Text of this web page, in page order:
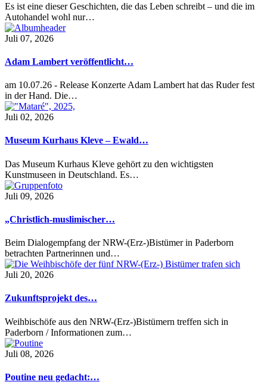
Es ist eine dieser Geschichten, die das Leben schreibt – und die im
Autohandel wohl nur…
Juli 07, 2026
Adam Lambert veröffentlicht…
am 10.07.26 - Release Konzerte Adam Lambert hat das Ruder fest
in der Hand. Die…
Juli 02, 2026
Museum Kurhaus Kleve – Ewald…
Das Museum Kurhaus Kleve gehört zu den wichtigsten
Kunstmuseen in Deutschland. Es…
Juli 09, 2026
„Christlich-muslimischer…
Beim Dialogempfang der NRW-(Erz-)Bistümer in Paderborn
betrachten Partnerinnen und…
Juli 20, 2026
Zukunftsprojekt des…
Weihbischöfe aus den NRW-(Erz-)Bistümern treffen sich in
Paderborn / Informationen zum…
Juli 08, 2026
Poutine neu gedacht:…